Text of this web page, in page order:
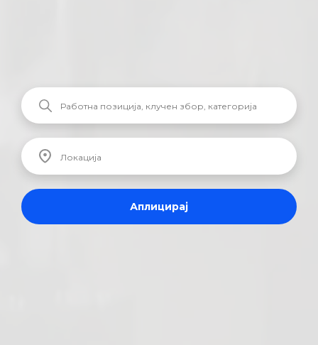
Аплицирај